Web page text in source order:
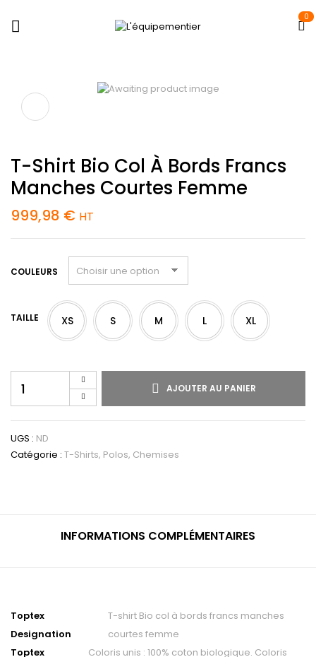
0
T-Shirt Bio Col À Bords Francs
Manches Courtes Femme
999,98 € HT
COULEURS
TAILLE XS S M L XL
T-
shirt
Bio
col
à
AJOUTER AU PANIER
UGS : ND
Catégorie : T-Shirts, Polos, Chemises
INFORMATIONS COMPLÉMENTAIRES
Toptex
Designation
T-shirt Bio col à bords francs manches
courtes femme
Toptex
Coloris unis : 100% coton biologique. Coloris